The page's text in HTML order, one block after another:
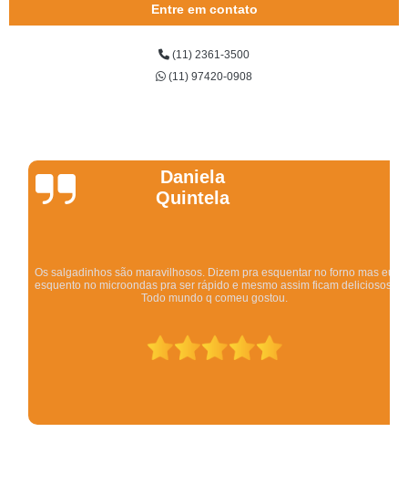
Entre em contato
(11) 2361-3500
(11) 97420-0908
Daniela
Quintela
Os salgadinhos são maravilhosos. Dizem pra esquentar no forno mas eu
esquento no microondas pra ser rápido e mesmo assim ficam deliciosos.
Todo mundo q comeu gostou.